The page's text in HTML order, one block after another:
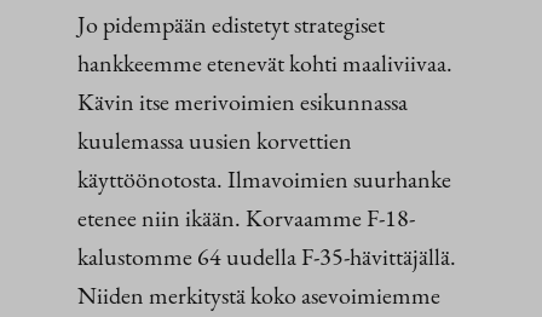
Jo pidempään edistetyt strategiset
hankkeemme etenevät kohti maaliviivaa.
Kävin itse merivoimien esikunnassa
kuulemassa uusien korvettien
käyttöönotosta. Ilmavoimien suurhanke
etenee niin ikään. Korvaamme F-18-
kalustomme 64 uudella F-35-hävittäjällä.
Niiden merkitystä koko asevoimiemme